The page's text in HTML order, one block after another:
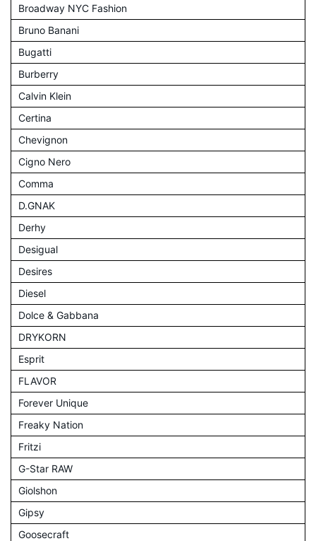
Broadway NYC Fashion
Bruno Banani
Bugatti
Burberry
Calvin Klein
Certina
Chevignon
Cigno Nero
Comma
D.GNAK
Derhy
Desigual
Desires
Diesel
Dolce & Gabbana
DRYKORN
Esprit
FLAVOR
Forever Unique
Freaky Nation
Fritzi
G-Star RAW
Giolshon
Gipsy
Goosecraft